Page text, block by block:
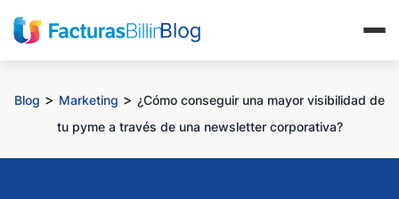
Blog > Marketing > ¿Cómo conseguir una mayor visibilidad de
tu pyme a través de una newsletter corporativa?